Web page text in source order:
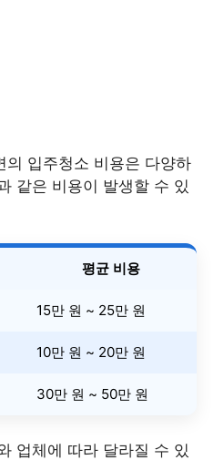
의 입주청소 비용은 다양하
같은 비용이 발생할 수 있
평균 비용
15만 원 ~ 25만 원
10만 원 ~ 20만 원
30만 원 ~ 50만 원
업체에 따라 달라질 수 있